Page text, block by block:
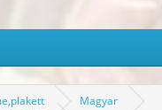
Magyar